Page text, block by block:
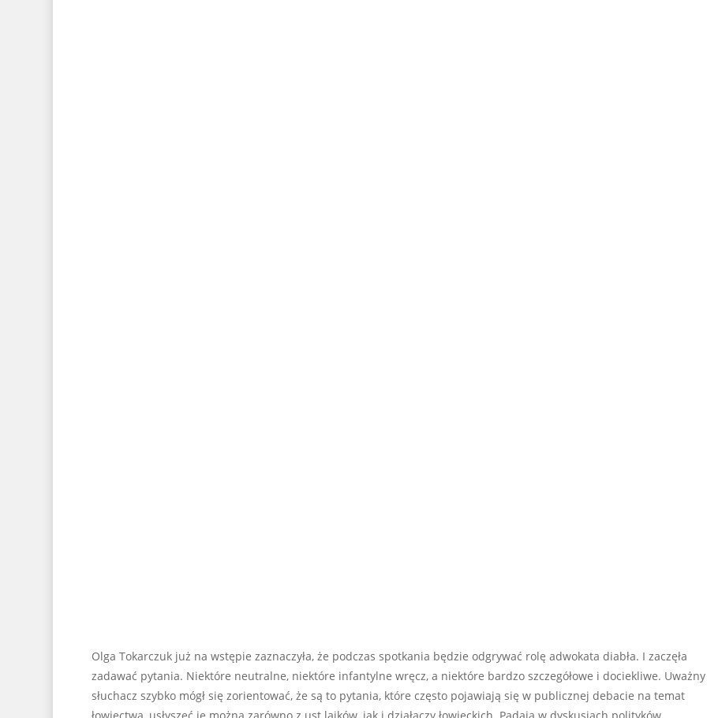
Olga Tokarczuk już na wstępie zaznaczyła, że podczas spotkania będzie odgrywać rolę adwokata diabła. I zaczęła
zadawać pytania. Niektóre neutralne, niektóre infantylne wręcz, a niektóre bardzo szczegółowe i dociekliwe. Uważny
słuchacz szybko mógł się zorientować, że są to pytania, które często pojawiają się w publicznej debacie na temat